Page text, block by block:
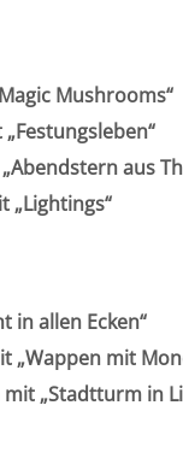
Mushrooms“
aus
„Lightings“
in allen Ecken“
„Wappen mit
„Stadtturm in